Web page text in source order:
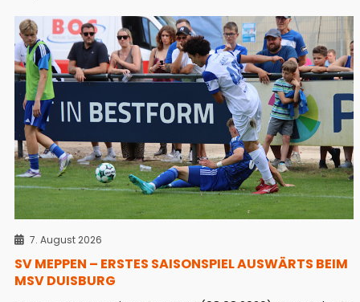
7. August 2026
SV MEPPEN – ERSTES SAISONSPIEL AUSWÄRTS BEIM
MSV DUISBURG